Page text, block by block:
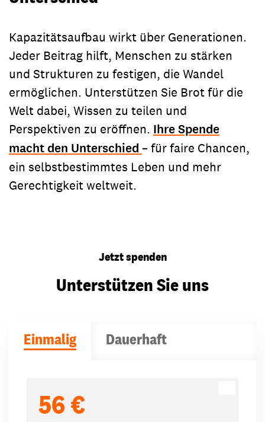
Kapazitätsaufbau wirkt über Generationen.
Jeder Beitrag hilft, Menschen zu stärken
und Strukturen zu festigen, die Wandel
ermöglichen. Unterstützen Sie Brot für die
Welt dabei, Wissen zu teilen und
Perspektiven zu eröffnen. Ihre Spende
macht den Unterschied – für faire Chancen,
ein selbstbestimmtes Leben und mehr
Gerechtigkeit weltweit.
Jetzt spenden
Unterstützen Sie uns
Einmalig Dauerhaft
56 €